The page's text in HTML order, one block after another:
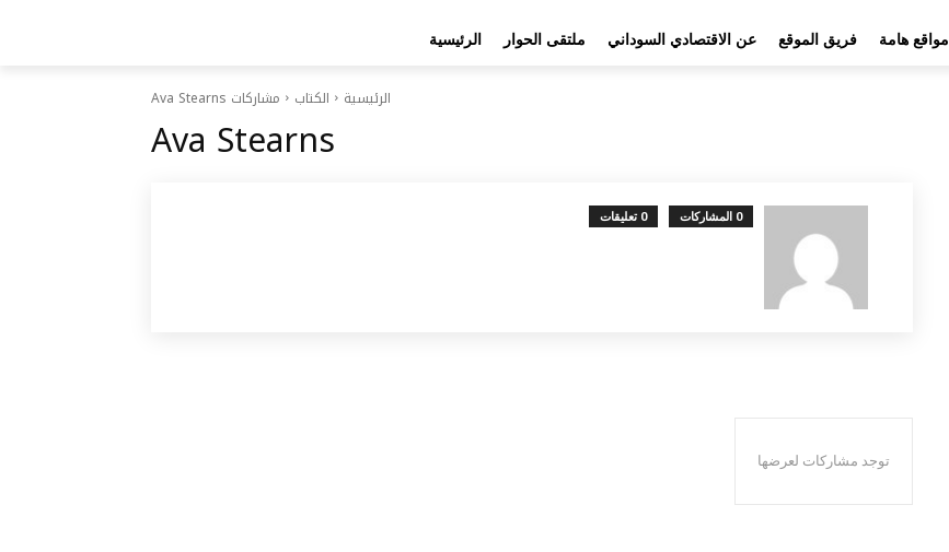
الرئيسية ملتقى الحوار عن الاقتصادي السوداني فريق الموقع مواقع هامة
الرئيسية الكتاب مشاركات Ava Stearns
Ava Stearns
0 المشاركات 0 تعليقات
توجد مشاركات لعرضها